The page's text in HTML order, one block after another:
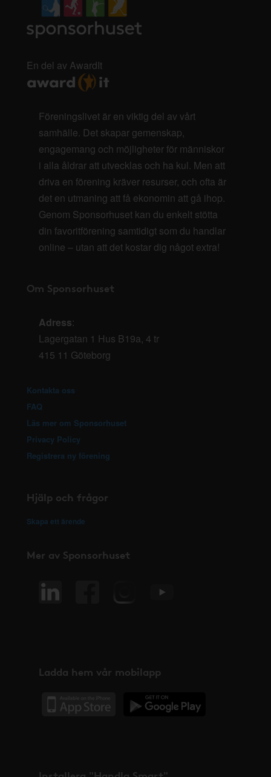
En del av AwardIt
Föreningslivet är en viktig del av vårt
samhälle. Det skapar gemenskap,
engagemang och möjligheter för människor
i alla åldrar att utvecklas och ha kul. Men att
driva en förening kräver resurser, och ofta är
det en utmaning att få ekonomin att gå ihop.
Genom Sponsorhuset kan du enkelt stötta
din favoritförening samtidigt som du handlar
online – utan att det kostar dig något extra!
Om Sponsorhuset
Adress:
Lagergatan 1 Hus B19a, 4 tr
415 11 Göteborg
Kontakta oss
FAQ
Läs mer om Sponsorhuset
Privacy Policy
Registrera ny förening
Hjälp och frågor
Skapa ett ärende
Mer av Sponsorhuset
Ladda hem vår mobilapp